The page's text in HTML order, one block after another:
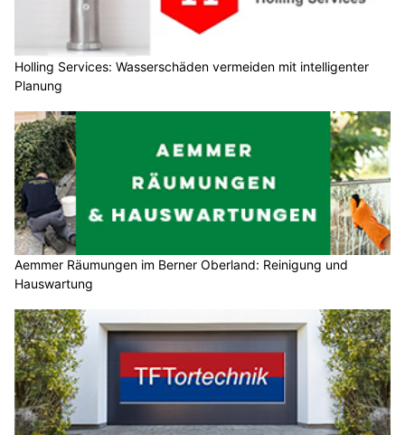
Holling Services: Wasserschäden vermeiden mit intelligenter
Planung
Aemmer Räumungen im Berner Oberland: Reinigung und
Hauswartung